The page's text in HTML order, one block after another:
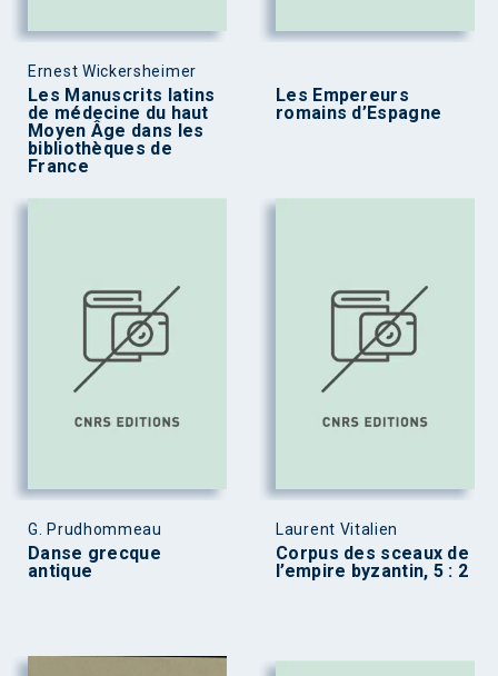
Ernest Wickersheimer
Les Manuscrits latins
de médecine du haut
Moyen Âge dans les
bibliothèques de
France
Les Empereurs
romains d’Espagne
G. Prudhommeau
Danse grecque
antique
Laurent Vitalien
Corpus des sceaux de
l’empire byzantin, 5 : 2